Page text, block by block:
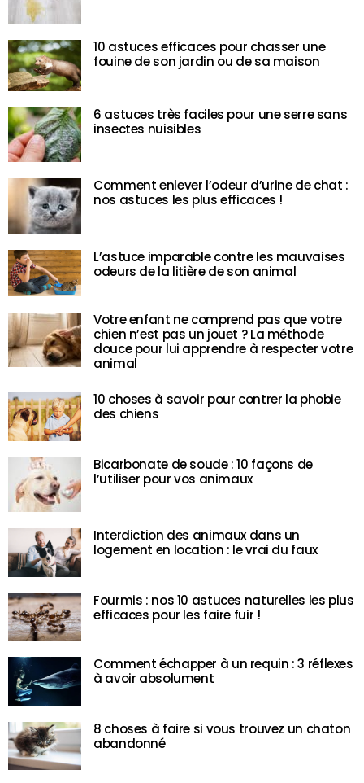
10 astuces efficaces pour chasser une
fouine de son jardin ou de sa maison
6 astuces très faciles pour une serre sans
insectes nuisibles
Comment enlever l’odeur d’urine de chat :
nos astuces les plus efficaces !
L’astuce imparable contre les mauvaises
odeurs de la litière de son animal
Votre enfant ne comprend pas que votre
chien n’est pas un jouet ? La méthode
douce pour lui apprendre à respecter votre
animal
10 choses à savoir pour contrer la phobie
des chiens
Bicarbonate de soude : 10 façons de
l’utiliser pour vos animaux
Interdiction des animaux dans un
logement en location : le vrai du faux
Fourmis : nos 10 astuces naturelles les plus
efficaces pour les faire fuir !
Comment échapper à un requin : 3 réflexes
à avoir absolument
8 choses à faire si vous trouvez un chaton
abandonné